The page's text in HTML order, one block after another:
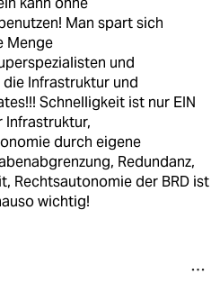
Man spart sich
Menge
und
Infrastruktur und
Schnelligkeit ist nur EIN
Infrastruktur,
durch eigene
Redundanz,
Rechtsautonomie der BRD ist
wichtig!